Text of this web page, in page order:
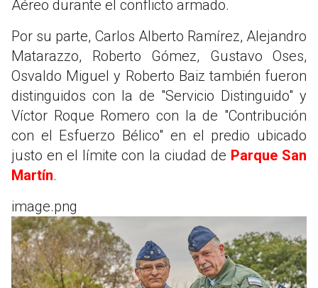
Aéreo durante el conflicto armado.
Por su parte, Carlos Alberto Ramírez, Alejandro
Matarazzo, Roberto Gómez, Gustavo Oses,
Osvaldo Miguel y Roberto Baiz también fueron
distinguidos con la de "Servicio Distinguido" y
Víctor Roque Romero con la de "Contribución
con el Esfuerzo Bélico" en el predio ubicado
justo en el límite con la ciudad de Parque San
Martín.
image.png